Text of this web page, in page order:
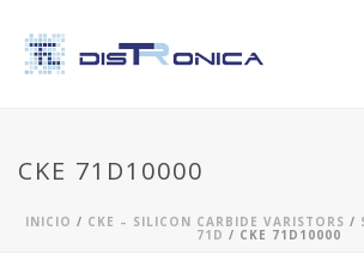
CKE 71D10000
INICIO / CKE – SILICON CARBIDE VARISTORS /
71D / CKE 71D10000